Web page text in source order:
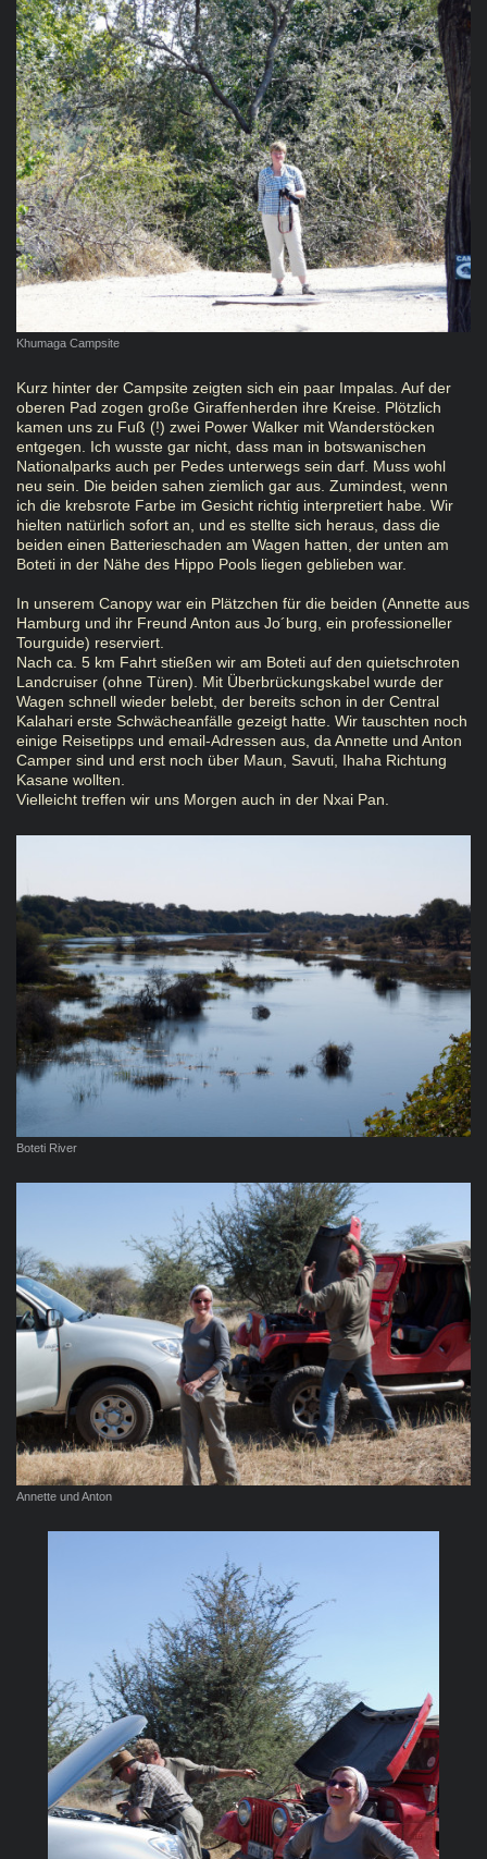
Khumaga Campsite
Kurz hinter der Campsite zeigten sich ein paar Impalas. Auf der
oberen Pad zogen große Giraffenherden ihre Kreise. Plötzlich
kamen uns zu Fuß (!) zwei Power Walker mit Wanderstöcken
entgegen. Ich wusste gar nicht, dass man in botswanischen
Nationalparks auch per Pedes unterwegs sein darf. Muss wohl
neu sein. Die beiden sahen ziemlich gar aus. Zumindest, wenn
ich die krebsrote Farbe im Gesicht richtig interpretiert habe. Wir
hielten natürlich sofort an, und es stellte sich heraus, dass die
beiden einen Batterieschaden am Wagen hatten, der unten am
Boteti in der Nähe des Hippo Pools liegen geblieben war.
In unserem Canopy war ein Plätzchen für die beiden (Annette aus
Hamburg und ihr Freund Anton aus Jo´burg, ein professioneller
Tourguide) reserviert.
Nach ca. 5 km Fahrt stießen wir am Boteti auf den quietschroten
Landcruiser (ohne Türen). Mit Überbrückungskabel wurde der
Wagen schnell wieder belebt, der bereits schon in der Central
Kalahari erste Schwächeanfälle gezeigt hatte. Wir tauschten noch
einige Reisetipps und email-Adressen aus, da Annette und Anton
Camper sind und erst noch über Maun, Savuti, Ihaha Richtung
Kasane wollten.
Vielleicht treffen wir uns Morgen auch in der Nxai Pan.
Boteti River
Annette und Anton